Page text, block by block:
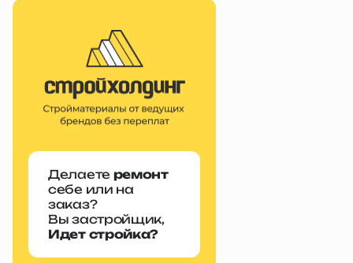
Делаете ремонт
себе или на
заказ?
Вы застройщик,
Идет стройка?